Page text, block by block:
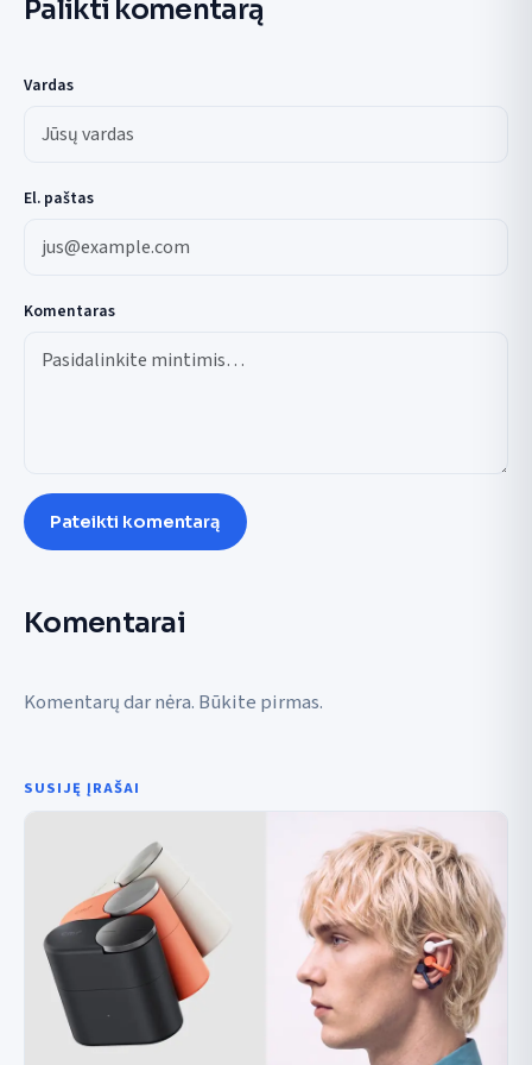
Palikti komentarą
Vardas
El. paštas
Komentaras
Pateikti komentarą
Komentarai
Komentarų dar nėra. Būkite pirmas.
SUSIJĘ ĮRAŠAI